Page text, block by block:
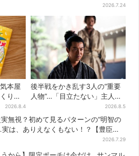
2026.7.24
本屋
りの
で先
2026.8.4
後半戦をかき乱す3人の“重要
人物”…「目立たない」主人
公・仲野太賀も、モブキャラ
→覚醒へ【豊臣兄弟】
2026.8.5
実無視？初めて見るパターンの“明智の
実は、ありえなくもない！？【豊臣兄
2026.7.29